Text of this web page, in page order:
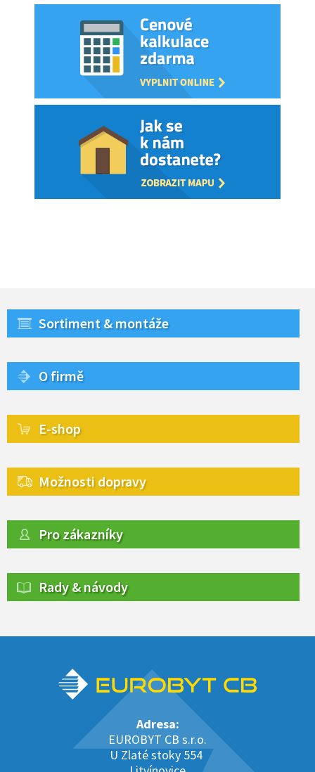
Sortiment & montáže
O firmě
E-shop
Možnosti dopravy
Pro zákazníky
Rady & návody
Adresa:
EUROBYT CB s.r.o.
U Zlaté stoky 554